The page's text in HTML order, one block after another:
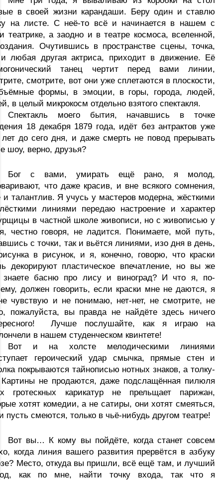
в своей жизни карандаши. Беру один и ставлю
на листе. С неё-то всё и начинается в нашем с
театрике, а заодно и в театре космоса, вселенной,
Очутившись в пространстве сцены, точка,
и любая другая актриса, приходит в движение. Её
танец чертит перед вами линии,
смотрите, вот они уже сплетаются в плоскости,
формы, в эмоции, в горы, города, людей,
в целый микрокосм отдельно взятого спектакля.
Спектакль моего бытия, начавшись в точке
18 декабря 1879 года, идёт без антрактов уже
до сего дня, и даже смерть не повод прерывать
шоу, верно, друзья?
Бог с вами, умирать ещё рано, я молод,
что даже красив, и вне всякого сомнения,
талантлив. Я учусь у мастеров модерна, жёсткими
линиями передаю настроение и характер
в частной школе живописи, но с живописью у
честно говоря, не ладится. Понимаете, мой путь,
с точки, так и вьётся линиями, изо дня в день,
в рисунок, и я, конечно, говорю, что краски
декорируют пластическое впечатление, но вы же
знаете басню про лису и виноград? И что я, по-
должен говорить, если краски мне не даются, я
чувствую и не понимаю, нет-нет, не смотрите, не
пожалуйста, вы правда не найдёте здесь ничего
Лучше послушайте, как я играю на
в нашем студенческом квинтете!
Вот и на холсте мелодическими линиями
героический удар смычка, прямые стен и
покрываются тайнописью нотных знаков, а толку-
Картины не продаются, даже подслащённая пилюля
гротескных карикатур не прельщает парижан,
хотят комедии, а не сатиры, они хотят смеяться,
пусть смеются, только в чьё-нибудь другом театре!
Вот вы… К кому вы пойдёте, когда станет совсем
когда линия вашего развития прервётся в азбуку
Место, откуда вы пришли, всё ещё там, и лучший
как по мне, найти точку входа, так что я